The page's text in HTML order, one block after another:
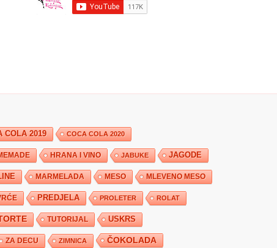
COLA 2019 COCA COLA 2020
HRANA I VINO JABUKE JAGODE
MARMELADA MESO MLEVENO MESO
PREDJELA PROLETER ROLAT
TUTORIJAL USKRS
ZA DECU ZIMNICA ČOKOLADA